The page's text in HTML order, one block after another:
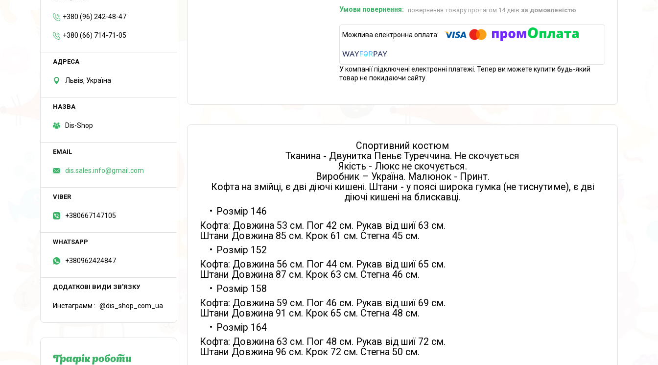
повернення товару протягом 14 днів за домовленістю
У компанії підключені електронні платежі. Тепер ви можете купити будь-який
товар не покидаючи сайту.
Спортивний костюм
Тканина - Двунитка Пеньє Туреччина. Не скочується
Якість - Люкс не скочується.
Виробник – Україна. Малюнок - Принт.
Кофта на змійці, є дві діючі кишені. Штани - у поясі широка гумка (не тиснутиме), є дві
діючі кишені на блискавці.
Розмір 146
Кофта: Довжина 53 см. Пог 42 см. Рукав від шиї 63 см.
Штани Довжина 85 см. Крок 61 см. Стегна 45 см.
Розмір 152
Кофта: Довжина 56 см. Пог 44 см. Рукав від шиї 65 см.
Штани Довжина 87 см. Крок 63 см. Стегна 46 см.
Розмір 158
Кофта: Довжина 59 см. Пог 46 см. Рукав від шиї 69 см.
Штани Довжина 91 см. Крок 65 см. Стегна 48 см.
Розмір 164
Кофта: Довжина 63 см. Пог 48 см. Рукав від шиї 72 см.
Штани Довжина 96 см. Крок 72 см. Стегна 50 см.
+380 (96) 242-48-47
+380 (66) 714-71-05
Львів, Україна
Dis-Shop
dis.sales.info@gmail.com
+380667147105
+380962424847
Инстаграмм @dis_shop_com_ua
Графік роботи